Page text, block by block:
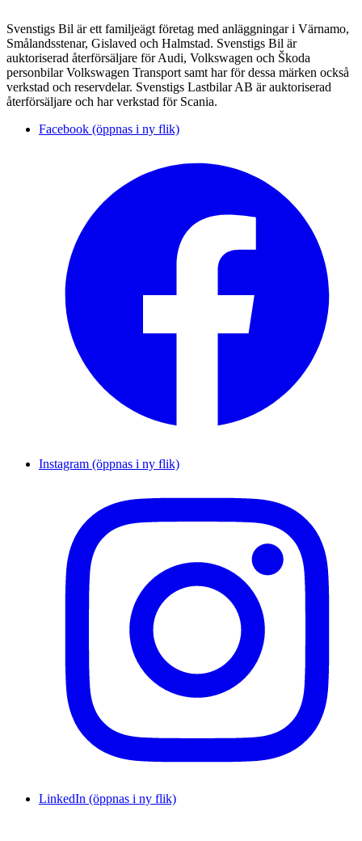
Svenstigs Bil är ett familjeägt företag med anläggningar i Värnamo,
Smålandsstenar, Gislaved och Halmstad. Svenstigs Bil är
auktoriserad återförsäljare för Audi, Volkswagen och Škoda
personbilar Volkswagen Transport samt har för dessa märken också
verkstad och reservdelar. Svenstigs Lastbilar AB är auktoriserad
återförsäljare och har verkstad för Scania.
Facebook (öppnas i ny flik)
Instagram (öppnas i ny flik)
LinkedIn (öppnas i ny flik)